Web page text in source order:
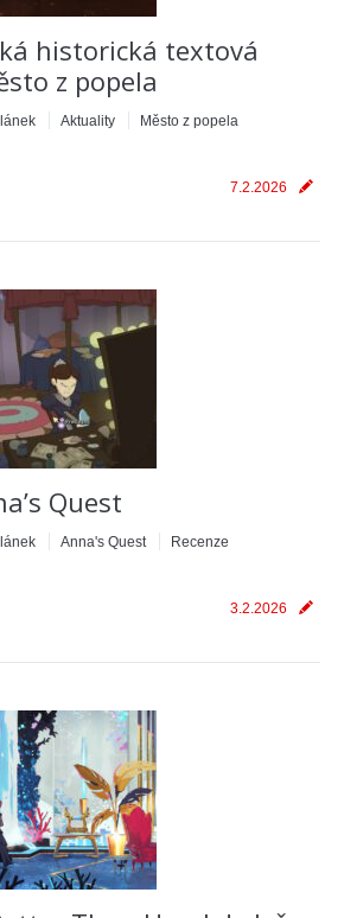
historická textová
z popela
Aktuality
Město z popela
7.2.2026
Quest
Anna's Quest
Recenze
3.2.2026